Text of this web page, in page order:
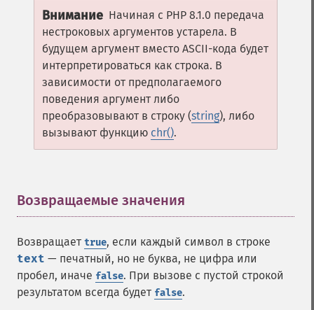
Внимание Начиная с PHP 8.1.0 передача
нестроковых аргументов устарела. В
будущем аргумент вместо ASCII-кода будет
интерпретироваться как строка. В
зависимости от предполагаемого
поведения аргумент либо
преобразовывают в строку (string), либо
вызывают функцию chr().
Возвращаемые значения
Возвращает true, если каждый символ в строке
text — печатный, но не буква, не цифра или
пробел, иначе false. При вызове с пустой строкой
результатом всегда будет false.